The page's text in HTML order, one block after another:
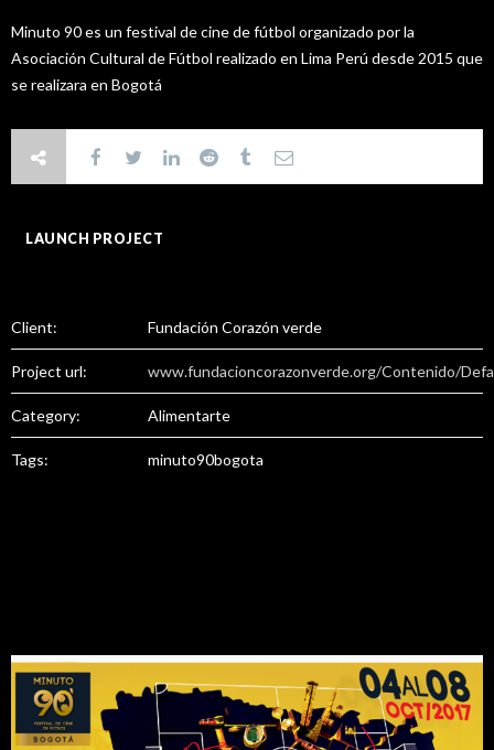
Minuto 90 es un festival de cine de fútbol organizado por la
Asociación Cultural de Fútbol realizado en Lima Perú desde 2015 que
se realizara en Bogotá
LAUNCH PROJECT
Client: Fundación Corazón verde
Project url: www.fundacioncorazonverde.org/Contenido/
Category: Alimentarte
Tags: minuto90bogota